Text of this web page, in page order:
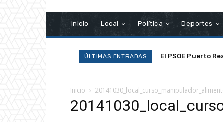
Inicio Local Política Deportes
ÚLTIMAS ENTRADAS
El PSOE Puerto
Inicio